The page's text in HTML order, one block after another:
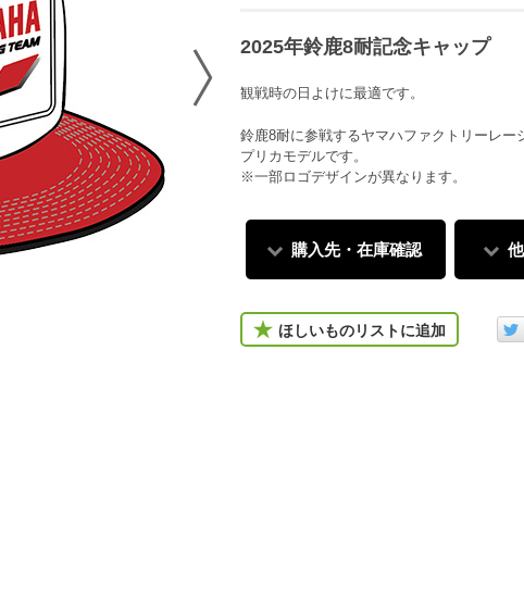
2025年鈴鹿8耐記念キャップ
観戦時の日よけに最適です。
鈴鹿8耐に参戦するヤマハファクトリーレー
プリカモデルです。
※一部ロゴデザインが異なります。
購入先・在庫確認
ほしいものリストに追加
このア